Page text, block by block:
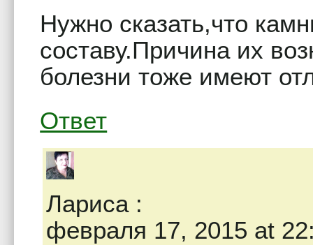
Нужно сказать,что
составу.Причина их
болезни тоже имеют
Ответ
Лариса:
февраля 17, 2015 at